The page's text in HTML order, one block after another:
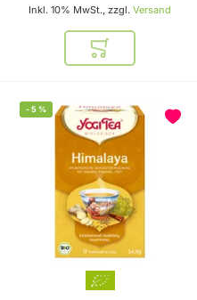
Inkl. 10% MwSt., zzgl. Versand
In den Warenkorb
-5 %